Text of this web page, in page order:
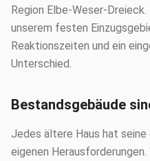
Region Elbe-Weser-
unserem festen
Reaktionszeiten und ein
Unterschied.
Bestandsgebäude
Jedes ältere Haus hat
eigenen